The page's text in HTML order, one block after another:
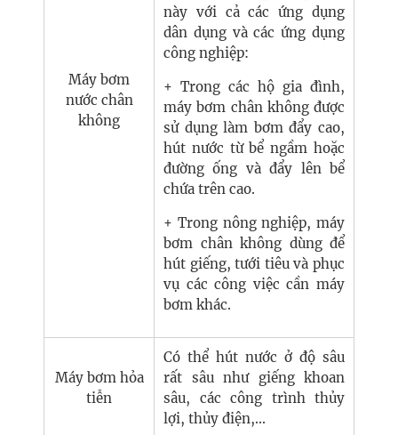
Máy bơm
nước chân
không
này với cả các ứng dụng
dân dụng và các ứng dụng
công nghiệp:
+ Trong các hộ gia đình,
máy bơm chân không được
sử dụng làm bơm đẩy cao,
hút nước từ bể ngầm hoặc
đường ống và đẩy lên bể
chứa trên cao.
+ Trong nông nghiệp, máy
bơm chân không dùng để
hút giếng, tưới tiêu và phục
vụ các công việc cần máy
bơm khác.
Máy bơm hỏa
tiễn
Có thể hút nước ở độ sâu
rất sâu như giếng khoan
sâu, các công trình thủy
lợi, thủy điện,...